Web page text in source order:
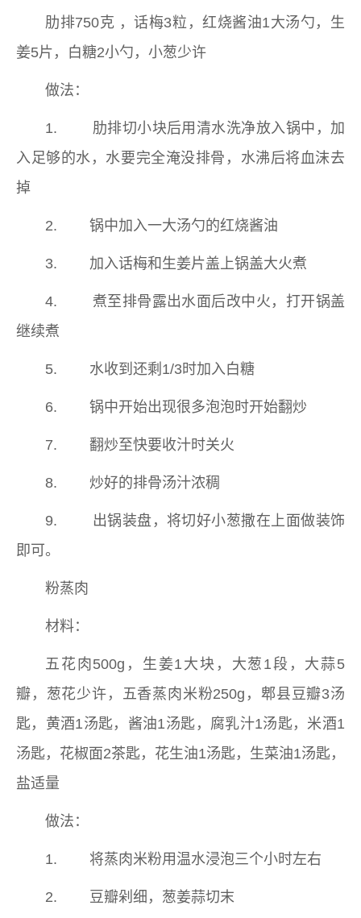
肋排750克 ，话梅3粒，红烧酱油1大汤勺，生
姜5片，白糖2小勺，小葱少许
做法：
1. 肋排切小块后用清水洗净放入锅中，加
入足够的水，水要完全淹没排骨，水沸后将血沫去
掉
2. 锅中加入一大汤勺的红烧酱油
3. 加入话梅和生姜片盖上锅盖大火煮
4. 煮至排骨露出水面后改中火，打开锅盖
继续煮
5. 水收到还剩1/3时加入白糖
6. 锅中开始出现很多泡泡时开始翻炒
7. 翻炒至快要收汁时关火
8. 炒好的排骨汤汁浓稠
9. 出锅装盘，将切好小葱撒在上面做装饰
即可。
粉蒸肉
材料：
五花肉500g，生姜1大块，大葱1段，大蒜5
瓣，葱花少许，五香蒸肉米粉250g，郫县豆瓣3汤
匙，黄酒1汤匙，酱油1汤匙，腐乳汁1汤匙，米酒1
汤匙，花椒面2茶匙，花生油1汤匙，生菜油1汤匙，
盐适量
做法：
1. 将蒸肉米粉用温水浸泡三个小时左右
2. 豆瓣剁细，葱姜蒜切末